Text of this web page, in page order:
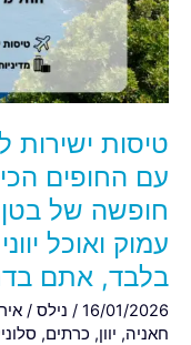
טיסות
חופשה של
בלבד, אתם
16/01/2026
/ נילס /
חאניה, יוון, כרתים,
האי
עם
החופים
הכי
ביוון!
🇬🇷
חופשה
של
בטן-גב,
מים
בצבע